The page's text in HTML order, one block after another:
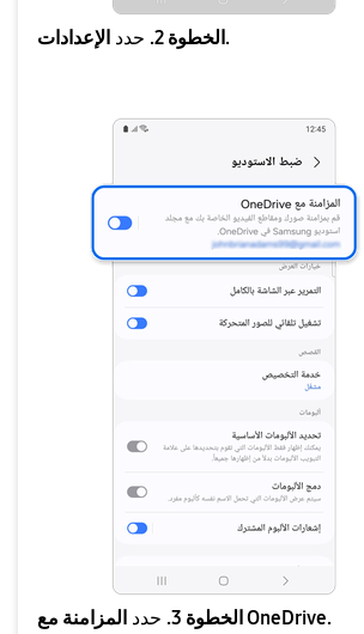
الخطوة 2. حدد الإعدادات.
الخطوة 3. حدد المزامنة مع OneDrive.